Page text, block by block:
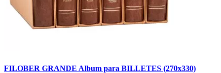
FILOBER GRANDE Album para BILLETES (270x330)